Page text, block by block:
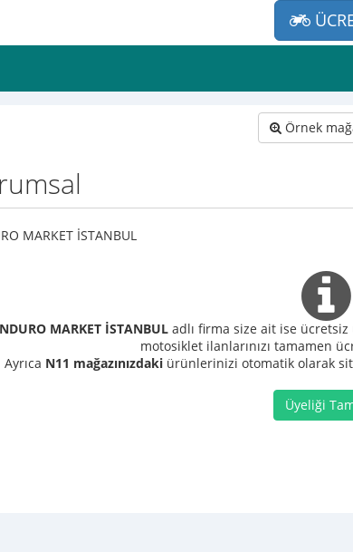
Örnek
MARKET İSTANBUL
MARKET İSTANBULadlı firma size ait ise
motosiklet ilanlarınızı tamamen
Ayrıca N11 mağazınızdakiürünlerinizi otomatik olarak
Üyeliği